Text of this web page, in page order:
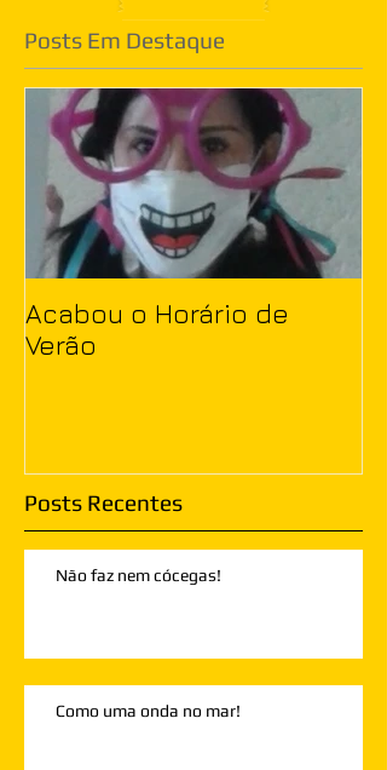
Posts Em Destaque
Acabou o Horário de
Verão
Posts Recentes
Não faz nem cócegas!
Como uma onda no mar!